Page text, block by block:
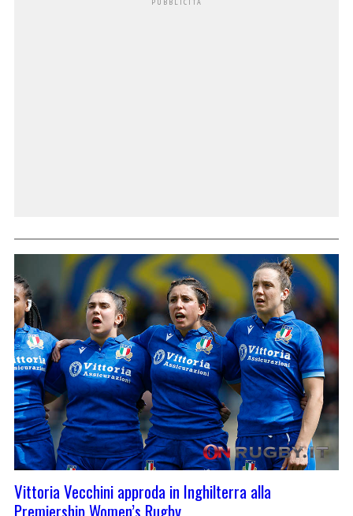
Vittoria Vecchini approda in Inghilterra alla
Premiership Women’s Rugby